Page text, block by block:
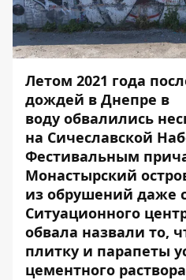
Летом 2021 года
дождей в Днепре в
воду обвалились
на Сичеславской
Фестивальным
Монастырский
из обрушений даже
Ситуационного
обвала назвали то,
плитку и парапеты
цементного